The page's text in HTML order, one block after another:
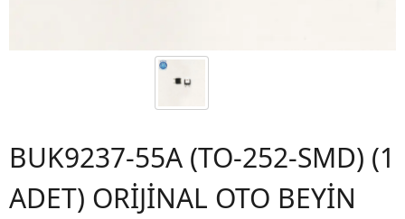
BUK9237-55A (TO-252-SMD) (1
ADET) ORİJİNAL OTO BEYİN